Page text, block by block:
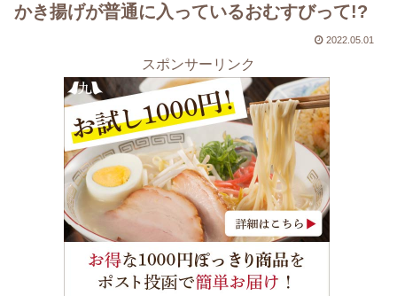
かき揚げが普通に入っているおむすびって!?
2022.05.01
スポンサーリンク